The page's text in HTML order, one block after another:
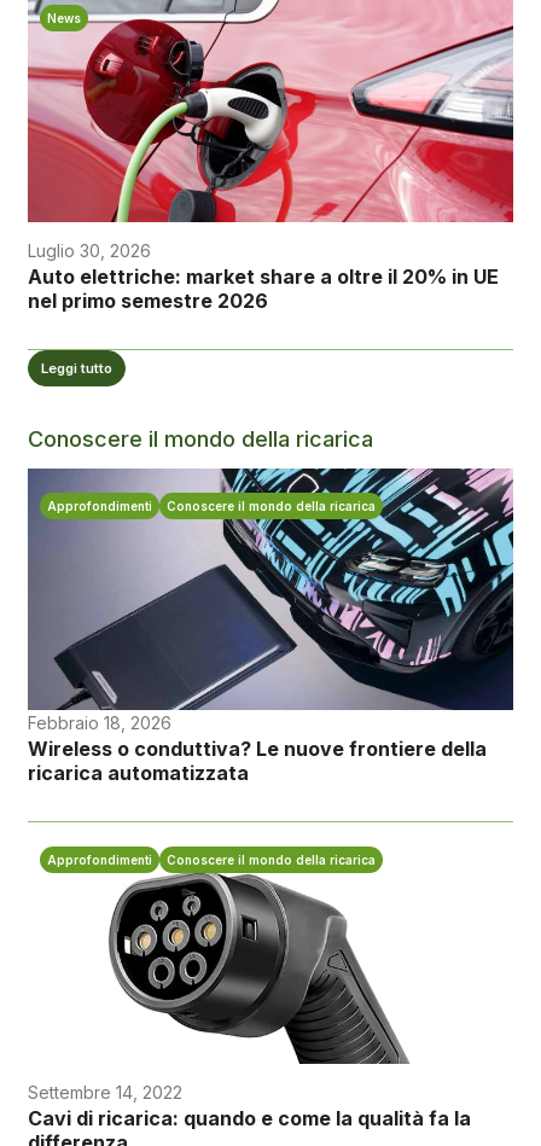
News
Luglio 30, 2026
Auto elettriche: market share a oltre il 20% in UE
nel primo semestre 2026
Leggi tutto
Conoscere il mondo della ricarica
Approfondimenti Conoscere il mondo della ricarica
Febbraio 18, 2026
Wireless o conduttiva? Le nuove frontiere della
ricarica automatizzata
Approfondimenti Conoscere il mondo della ricarica
Settembre 14, 2022
Cavi di ricarica: quando e come la qualità fa la